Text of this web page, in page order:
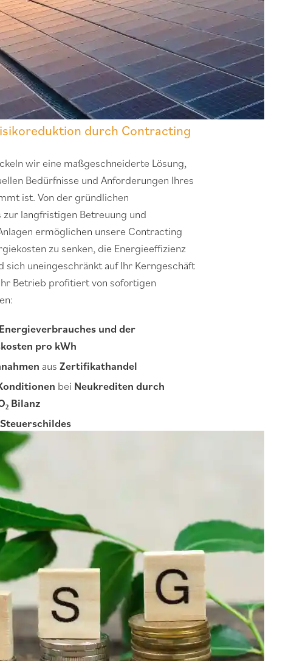
durch Contracting
wir eine maßgeschneiderte Lösung,
Bedürfnisse und Anforderungen Ihres
ist. Von der gründlichen
zur langfristigen Betreuung und
ermöglichen unsere Contracting
zu senken, die Energieeffizienz
sich uneingeschränkt auf Ihr Kerngeschäft
Betrieb profitiert von sofortigen
Energieverbrauches und der
pro kWh
aus Zertifikathandel
bei Neukrediten durch
Bilanz